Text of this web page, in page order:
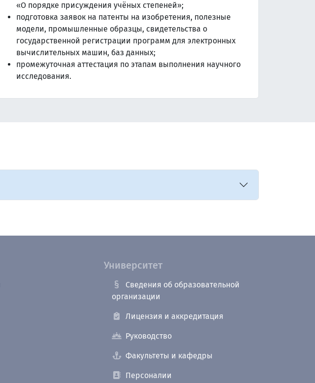
«О порядке присуждения учёных степеней»;
подготовка заявок на патенты на изобретения, полезные
модели, промышленные образцы, свидетельства о
государственной регистрации программ для электронных
вычислительных машин, баз данных;
промежуточная аттестация по этапам выполнения научного
исследования.
Университет
Сведения об образовательной
организации
Лицензия и аккредитация
Руководство
Факультеты и кафедры
Персоналии